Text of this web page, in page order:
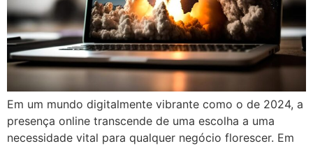
Em um mundo digitalmente vibrante como o de 2024, a
presença online transcende de uma escolha a uma
necessidade vital para qualquer negócio florescer. Em